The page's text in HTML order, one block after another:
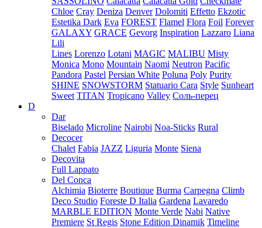
Chloe Cray Deniza Denver Dolomiti Effetto Ekzotic
Estetika Dark Eva FOREST Flamel Flora Foil Forever
GALAXY GRACE Gevorg Inspiration Lazzaro Liana
Lili
Lines Lorenzo Lotani MAGIC MALIBU Misty
Monica Mono Mountain Naomi Neutron Pacific
Pandora Pastel Persian White Poluna Poly Purity
SHINE SNOWSTORM Statuario Cara Style Sunheart
Sweet TITAN Tropicano Valley Соль-перец
D
Dar
Biselado Microline Nairobi Noa-Sticks Rural
Decocer
Chalet Fabia JAZZ Liguria Monte Siena
Decovita
Full Lappato
Del Conca
Alchimia Bioterre Boutique Burma Carpegna Climb
Deco Studio Foreste D Italia Gardena Lavaredo
MARBLE EDITION Monte Verde Nabi Native
Premiere St Regis Stone Edition Dinamik Timeline